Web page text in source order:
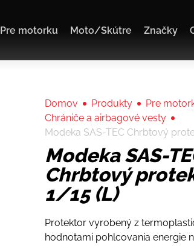
Pre motorku Moto/Skútre Značky
Domov Produkty
Pre
Chrániče a airbagové vesty
Modeka SAS-TEC Chrbtový
Modeka SAS-
Chrbtový
1/15 (L)
Protektor vyrobený z
hodnotami pohlcovania energie